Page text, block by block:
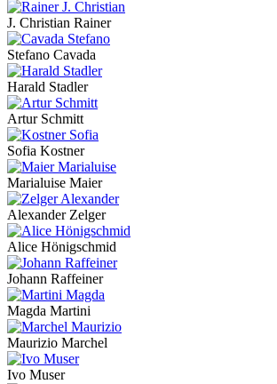
J. Christian Rainer
Stefano Cavada
Harald Stadler
Artur Schmitt
Sofia Kostner
Marialuise Maier
Alexander Zelger
Alice Hönigschmid
Johann Raffeiner
Magda Martini
Maurizio Marchel
Ivo Muser